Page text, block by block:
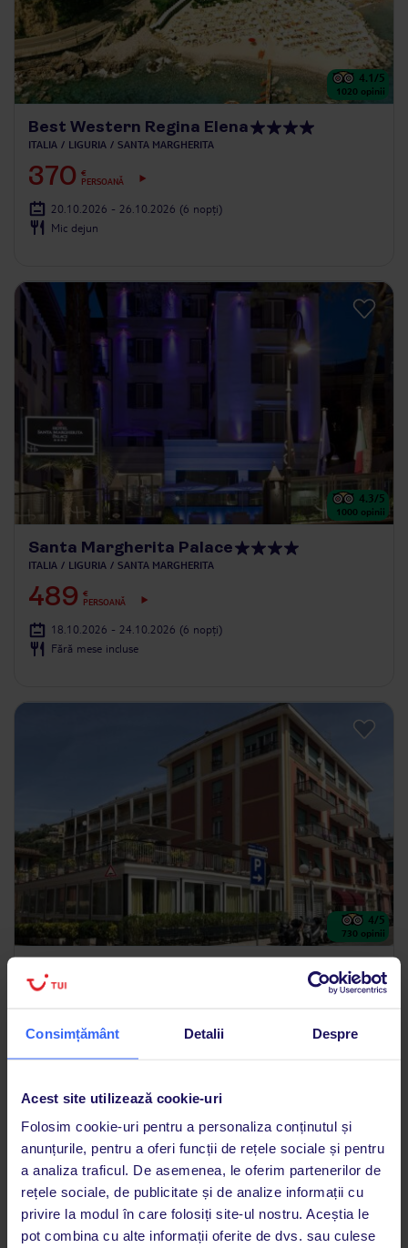
Consimțământ Detalii Despre
Acest site utilizează cookie-uri
Folosim cookie-uri pentru a personaliza conținutul și
anunțurile, pentru a oferi funcții de rețele sociale și pentru
a analiza traficul. De asemenea, le oferim partenerilor de
rețele sociale, de publicitate și de analize informații cu
privire la modul în care folosiți site-ul nostru. Aceștia le
pot combina cu alte informații oferite de dvs. sau culese
4.1/5
1020 opinii
Best Western Regina Elena
ITALIA LIGURIA SANTA MARGHERITA
370 €
PERSOANĂ
20.10.2026 - 26.10.2026 (6 nopți)
Mic dejun
4.3/5
1000 opinii
Santa Margherita Palace
ITALIA LIGURIA SANTA MARGHERITA
489 €
PERSOANĂ
18.10.2026 - 24.10.2026 (6 nopți)
Fără mese incluse
4/5
730 opinii
Hotel Doria
ITALIA